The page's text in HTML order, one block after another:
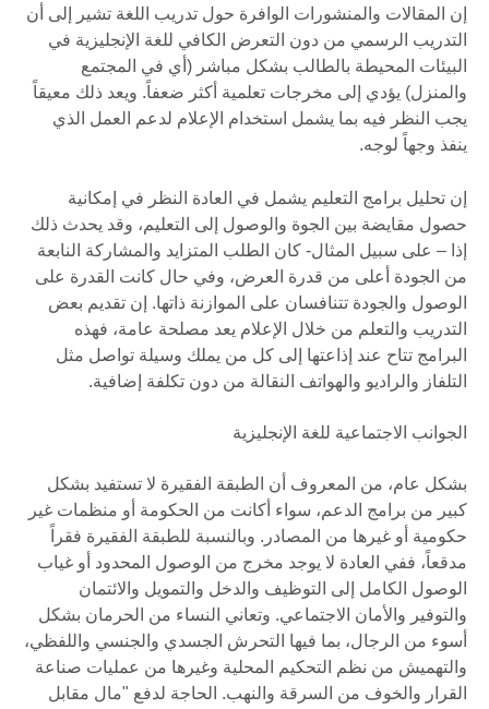
إن المقالات والمنشورات الوافرة حول تدريب اللغة تشير إلى أن
التدريب الرسمي من دون التعرض الكافي للغة الإنجليزية في
البيئات المحيطة بالطالب بشكل مباشر (أي في المجتمع
والمنزل) يؤدي إلى مخرجات تعلمية أكثر ضعفاً. ويعد ذلك معيقاً
يجب النظر فيه بما يشمل استخدام الإعلام لدعم العمل الذي
ينفذ وجهاً لوجه.
إن تحليل برامج التعليم يشمل في العادة النظر في إمكانية
حصول مقايضة بين الجوة والوصول إلى التعليم، وقد يحدث ذلك
إذا – على سبيل المثال- كان الطلب المتزايد والمشاركة النابعة
من الجودة أعلى من قدرة العرض، وفي حال كانت القدرة على
الوصول والجودة تتنافسان على الموازنة ذاتها. إن تقديم بعض
التدريب والتعلم من خلال الإعلام يعد مصلحة عامة، فهذه
البرامج تتاح عند إذاعتها إلى كل من يملك وسيلة تواصل مثل
التلفاز والراديو والهواتف النقالة من دون تكلفة إضافية.
الجوانب الاجتماعية للغة الإنجليزية
بشكل عام، من المعروف أن الطبقة الفقيرة لا تستفيد بشكل
كبير من برامج الدعم، سواء أكانت من الحكومة أو منظمات غير
حكومية أو غيرها من المصادر. وبالنسبة للطبقة الفقيرة فقراً
مدقعاً، ففي العادة لا يوجد مخرج من الوصول المحدود أو غياب
الوصول الكامل إلى التوظيف والدخل والتمويل والائتمان
والتوفير والأمان الاجتماعي. وتعاني النساء من الحرمان بشكل
أسوء من الرجال، بما فيها التحرش الجسدي والجنسي واللفظي،
والتهميش من نظم التحكيم المحلية وغيرها من عمليات صناعة
القرار والخوف من السرقة والنهب. الحاجة لدفع "مال مقابل